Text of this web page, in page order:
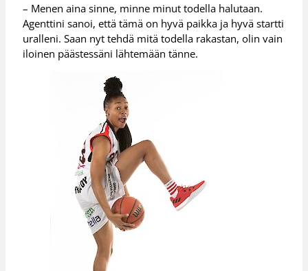
– Menen aina sinne, minne minut todella halutaan.
Agenttini sanoi, että tämä on hyvä paikka ja hyvä startti
uralleni. Saan nyt tehdä mitä todella rakastan, olin vain
iloinen päästessäni lähtemään tänne.